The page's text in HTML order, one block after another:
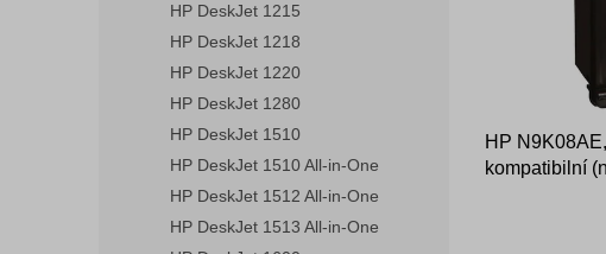
HP DeskJet 1215
HP DeskJet 1218
HP DeskJet 1220
HP DeskJet 1280
HP DeskJet 1510
HP DeskJet 1510 All-in-One
HP DeskJet 1512 All-in-One
HP DeskJet 1513 All-in-One
HP
kompatibilní